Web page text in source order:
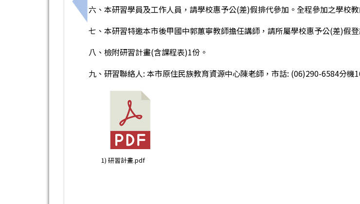
上一筆：本市本土語輔導團國中組辦理「國教輔導團實踐增能研習服務」調整至5
六、本研習學員及工作人員，請學校惠予公(差)假排代參加。全程參加之學校
七、本研習特邀本市後甲國中郭蕙寧教師擔任講師，請所屬學校惠予公(差)假登
八、檢附研習計畫(含課程表)1份。
九、研習聯絡人: 本市原住民族教育資源中心陳老師，市話: (06)290-6584分機
1) 研習計畫.pdf